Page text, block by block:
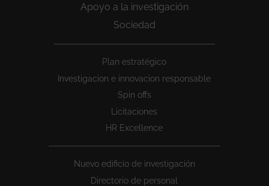
Apoyo a la investigación
Sociedad
Plan estratégico
Investigacion e innovacion responsable
Spin offs
Licitaciones
HR Excellence
Nuevo edificio de investigación
Directorio de personal